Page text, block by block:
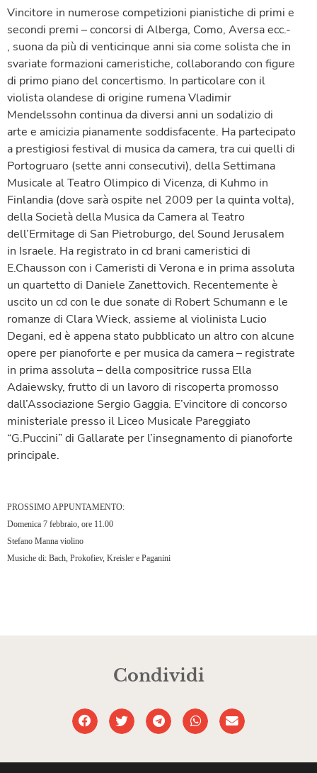
Vincitore in numerose competizioni pianistiche di primi e
secondi premi – concorsi di Alberga, Como, Aversa ecc.-
, suona da più di venticinque anni sia come solista che in
svariate formazioni cameristiche, collaborando con figure
di primo piano del concertismo. In particolare con il
violista olandese di origine rumena Vladimir
Mendelssohn continua da diversi anni un sodalizio di
arte e amicizia pianamente soddisfacente. Ha partecipato
a prestigiosi festival di musica da camera, tra cui quelli di
Portogruaro (sette anni consecutivi), della Settimana
Musicale al Teatro Olimpico di Vicenza, di Kuhmo in
Finlandia (dove sarà ospite nel 2009 per la quinta volta),
della Società della Musica da Camera al Teatro
dell’Ermitage di San Pietroburgo, del Sound Jerusalem
in Israele. Ha registrato in cd brani cameristici di
E.Chausson con i Cameristi di Verona e in prima assoluta
un quartetto di Daniele Zanettovich. Recentemente è
uscito un cd con le due sonate di Robert Schumann e le
romanze di Clara Wieck, assieme al violinista Lucio
Degani, ed è appena stato pubblicato un altro con alcune
opere per pianoforte e per musica da camera – registrate
in prima assoluta – della compositrice russa Ella
Adaiewsky, frutto di un lavoro di riscoperta promosso
dall’Associazione Sergio Gaggia. E’vincitore di concorso
ministeriale presso il Liceo Musicale Pareggiato
“G.Puccini” di Gallarate per l’insegnamento di pianoforte
principale.
PROSSIMO APPUNTAMENTO:
Domenica 7 febbraio, ore 11.00
Stefano Manna violino
Musiche di: Bach, Prokofiev, Kreisler e Paganini
Condividi